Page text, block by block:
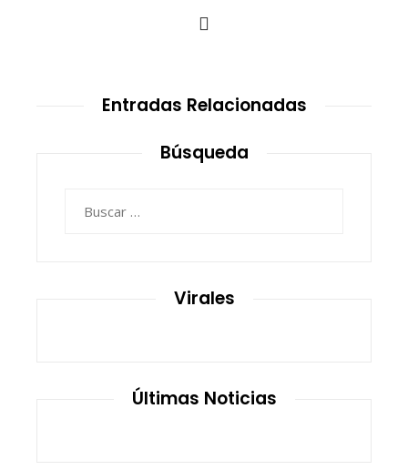
Entradas Relacionadas
Búsqueda
Virales
Últimas Noticias